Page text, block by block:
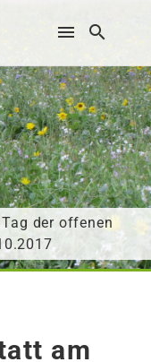
Tag der offenen
am